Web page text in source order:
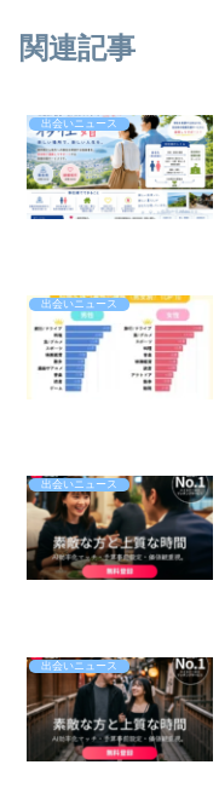
関連記事
出会いニュース
出会いニュース
出会いニュース
出会いニュース